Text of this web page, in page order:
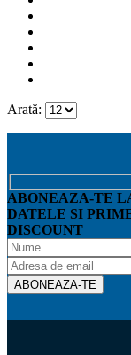
Arată:
ABONEAZA-TE
DATELE SI
DISCOUNT